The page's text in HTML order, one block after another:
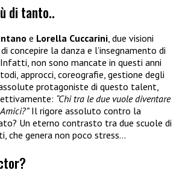
di tanto..
e Lorella Cuccarini, due visioni
concepire la danza e l’insegnamento di
non sono mancate in questi anni
approcci, coreografie, gestione degli
protagoniste di questo talent,
“Chi tra le due vuole diventare
Il rigore assoluto contro la
Un eterno contrasto tra due scuole di
che genera non poco stress…